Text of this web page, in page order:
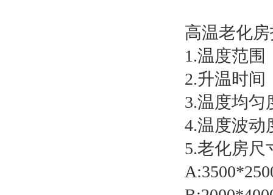
高温老化
1.温度范
2.升温时
3.温度均
4.温度波
5.老化房尺